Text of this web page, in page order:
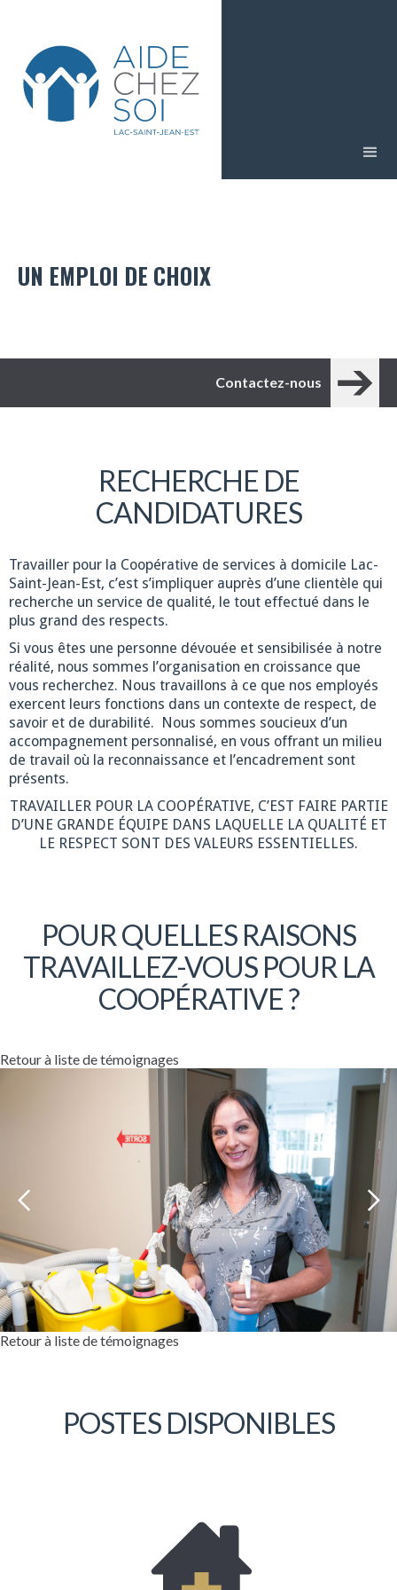
UN EMPLOI DE CHOIX
Contactez-nous
RECHERCHE DE
CANDIDATURES
Travailler pour la Coopérative de services à domicile Lac-
Saint-Jean-Est, c’est s’impliquer auprès d’une clientèle qui
recherche un service de qualité, le tout effectué dans le
plus grand des respects.
Si vous êtes une personne dévouée et sensibilisée à notre
réalité, nous sommes l’organisation en croissance que
vous recherchez. Nous travaillons à ce que nos employés
exercent leurs fonctions dans un contexte de respect, de
savoir et de durabilité. Nous sommes soucieux d’un
accompagnement personnalisé, en vous offrant un milieu
de travail où la reconnaissance et l’encadrement sont
présents.
TRAVAILLER POUR LA COOPÉRATIVE, C’EST FAIRE PARTIE
D’UNE GRANDE ÉQUIPE DANS LAQUELLE LA QUALITÉ ET
LE RESPECT SONT DES VALEURS ESSENTIELLES.
POUR QUELLES RAISONS
TRAVAILLEZ-VOUS POUR LA
COOPÉRATIVE ?
Retour à liste de témoignages
Retour à liste de témoignages
POSTES DISPONIBLES